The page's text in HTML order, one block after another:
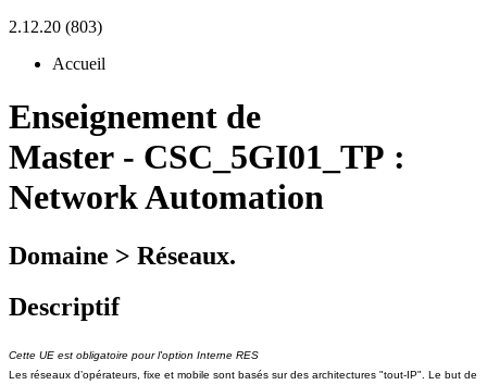
2.12.20 (803)
Accueil
Enseignement de
Master - CSC_5GI01_TP :
Network Automation
Domaine > Réseaux.
Descriptif
Cette UE est obligatoire pour l'option Interne RES
Les réseaux d’opérateurs, fixe et mobile sont basés sur des architectures "tout-IP". Le but de